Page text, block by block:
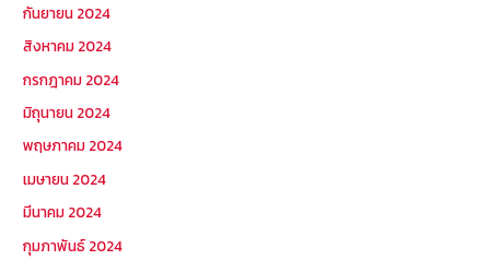
กันยายน 2024
สิงหาคม 2024
กรกฎาคม 2024
มิถุนายน 2024
พฤษภาคม 2024
เมษายน 2024
มีนาคม 2024
กุมภาพันธ์ 2024